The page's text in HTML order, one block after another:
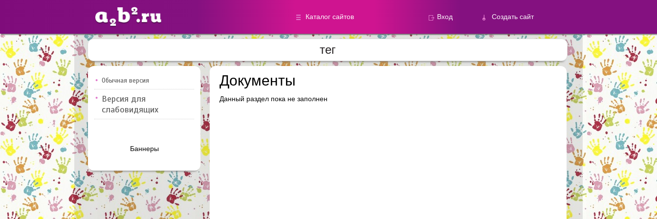
Каталог сайтов Создать сайт
Вход
Сайты
педагогов
Добавлено — 10947
Метод.
материалы
Добавлено — 59870
Галереи
тег
Обычная версия
Версия для
слабовидящих
Баннеры
Документы
Данный раздел пока не заполнен